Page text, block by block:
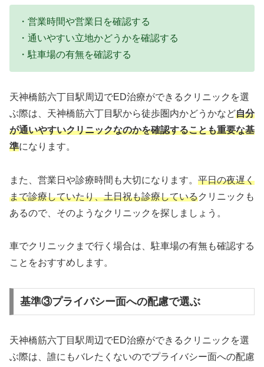
・営業時間や営業日を確認する
・通いやすい立地かどうかを確認する
・駐車場の有無を確認する
天神橋筋六丁目駅周辺でED治療ができるクリニックを選
ぶ際は、天神橋筋六丁目駅から徒歩圏内かどうかなど自分
が通いやすいクリニックなのかを確認することも重要な基
準になります。
また、営業日や診療時間も大切になります。 平日の夜遅く
まで診療していたり、土日祝も診療しているクリニックも
あるので、そのようなクリニックを探しましょう。
車でクリニックまで行く場合は、駐車場の有無も確認する
ことをおすすめします。
基準③プライバシー面への配慮で選ぶ
天神橋筋六丁目駅周辺でED治療ができるクリニックを選
ぶ際は、誰にもバレたくないのでプライバシー面への配慮